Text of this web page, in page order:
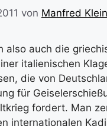
von Manfred
also auch die
italienischen
die von
für
fordert. Man
internationalen